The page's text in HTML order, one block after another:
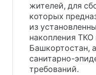
жителей, для
которых
из
накопления ТКО
Башкортостан,
санитарно-
требований.